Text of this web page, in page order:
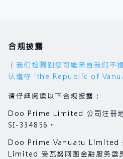
合规披露
（我们检测到您可能来自我们
认遵守 'the Republic of
请仔细阅读以下合规披露：
Doo Prime Limited 公司注册
SI-334856。
Doo Prime Vanuatu Limited
Limited 受瓦努阿图金融服务委